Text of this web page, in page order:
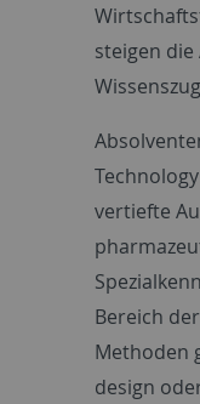
steigen
vertiefte
Bereich
Methoden
design